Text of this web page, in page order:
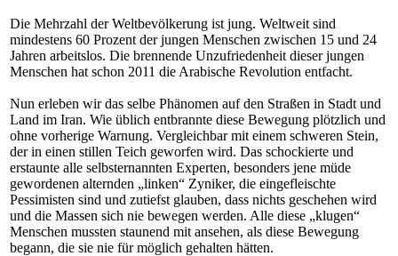
Die Mehrzahl der Weltbevölkerung ist jung. Weltweit sind
mindestens 60 Prozent der jungen Menschen zwischen 15 und 24
Jahren arbeitslos. Die brennende Unzufriedenheit dieser jungen
Menschen hat schon 2011 die Arabische Revolution entfacht.
Nun erleben wir das selbe Phänomen auf den Straßen in Stadt und
Land im Iran. Wie üblich entbrannte diese Bewegung plötzlich und
ohne vorherige Warnung. Vergleichbar mit einem schweren Stein,
der in einen stillen Teich geworfen wird. Das schockierte und
erstaunte alle selbsternannten Experten, besonders jene müde
gewordenen alternden „linken“ Zyniker, die eingefleischte
Pessimisten sind und zutiefst glauben, dass nichts geschehen wird
und die Massen sich nie bewegen werden. Alle diese „klugen“
Menschen mussten staunend mit ansehen, als diese Bewegung
begann, die sie nie für möglich gehalten hätten.